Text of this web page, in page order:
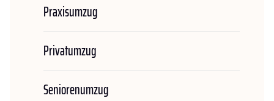
Praxisumzug
Privatumzug
Seniorenumzug